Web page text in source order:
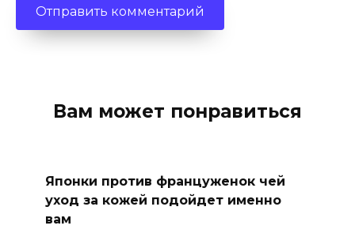
Вам может понравиться
Японки против француженок чей
уход за кожей подойдет именно
вам